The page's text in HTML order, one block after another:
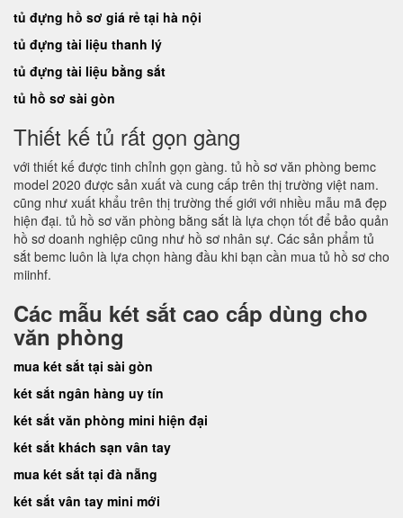
tủ đựng hồ sơ giá rẻ tại hà nội
tủ đựng tài liệu thanh lý
tủ đựng tài liệu bằng sắt
tủ hồ sơ sài gòn
Thiết kế tủ rất gọn gàng
với thiết kế được tinh chỉnh gọn gàng. tủ hồ sơ văn phòng bemc
model 2020 được sản xuất và cung cấp trên thị trường việt nam.
cũng như xuất khẩu trên thị trường thế giới với nhiều mẫu mã đẹp
hiện đại. tủ hồ sơ văn phòng bằng sắt là lựa chọn tốt để bảo quản
hồ sơ doanh nghiệp cũng như hồ sơ nhân sự. Các sản phẩm tủ
sắt bemc luôn là lựa chọn hàng đầu khi bạn cần mua tủ hồ sơ cho
miinhf.
Các mẫu két sắt cao cấp dùng cho
văn phòng
mua két sắt tại sài gòn
két sắt ngân hàng uy tín
két sắt văn phòng mini hiện đại
két sắt khách sạn vân tay
mua két sắt tại đà nẵng
két sắt vân tay mini mới